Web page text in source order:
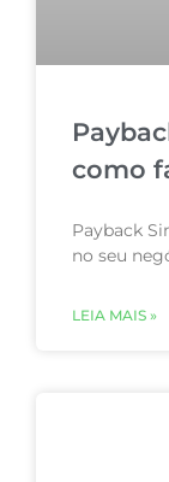
como
Payback
no seu
LEIA MAIS »